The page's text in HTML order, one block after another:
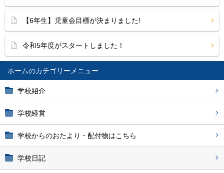
ホーム
学校紹介
学校経営
学校からのおたより・配付物はこちら
学校日記
【6年生】児童会目標が決まりました!
令和5年度がスタートしました！